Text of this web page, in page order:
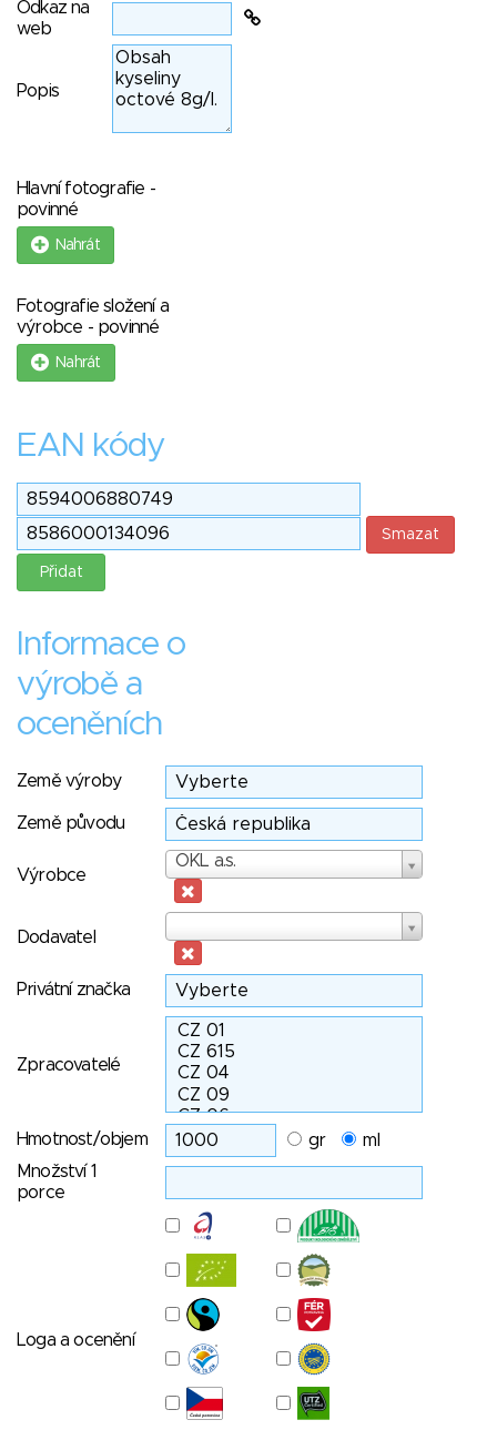
Odkaz na
web
Popis
Hlavní fotografie -
povinné
Nahrát
Fotografie složení a
výrobce - povinné
Nahrát
EAN kódy
Informace o
výrobě a
oceněních
Země výroby
Země původu
Výrobce
OKL a.s.
Výrobce
Dodavatel
Privátní značka
Zpracovatelé
Hmotnost/objem gr
ml
Množství 1
porce
Loga a ocenění